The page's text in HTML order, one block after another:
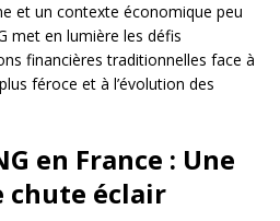
et un contexte économique peu
met en lumière les défis
financières traditionnelles face à
féroce et à l’évolution des
en France : Une
chute éclair